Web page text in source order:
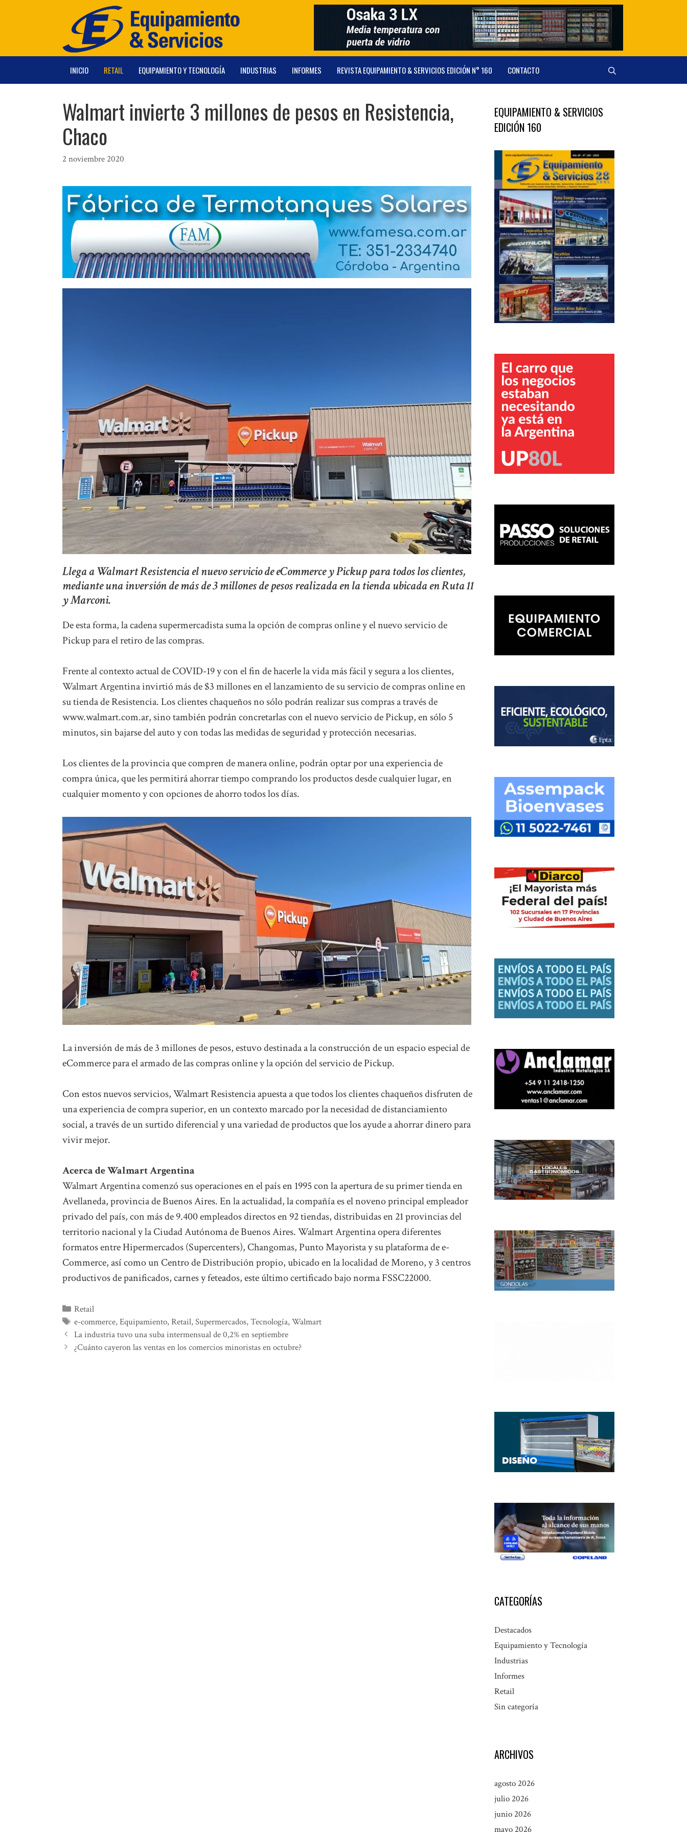
INICIO RETAIL EQUIPAMIENTO Y TECNOLOGÍA INDUSTRIAS INFORMES REVISTA EQUIPAMIENTO & SERVICIOS EDICIÓN N° 160 CONTACTO
Walmart invierte 3 millones de pesos en Resistencia,
Chaco
2 noviembre 2020
Llega a Walmart Resistencia el nuevo servicio de eCommerce y Pickup para todos los clientes,
mediante una inversión de más de 3 millones de pesos realizada en la tienda ubicada en Ruta 11
y Marconi.
De esta forma, la cadena supermercadista suma la opción de compras online y el nuevo servicio de
Pickup para el retiro de las compras.
Frente al contexto actual de COVID-19 y con el fin de hacerle la vida más fácil y segura a los clientes,
Walmart Argentina invirtió más de $3 millones en el lanzamiento de su servicio de compras online en
su tienda de Resistencia. Los clientes chaqueños no sólo podrán realizar sus compras a través de
www.walmart.com.ar, sino también podrán concretarlas con el nuevo servicio de Pickup, en sólo 5
minutos, sin bajarse del auto y con todas las medidas de seguridad y protección necesarias.
Los clientes de la provincia que compren de manera online, podrán optar por una experiencia de
compra única, que les permitirá ahorrar tiempo comprando los productos desde cualquier lugar, en
cualquier momento y con opciones de ahorro todos los días.
La inversión de más de 3 millones de pesos, estuvo destinada a la construcción de un espacio especial de
eCommerce para el armado de las compras online y la opción del servicio de Pickup.
Con estos nuevos servicios, Walmart Resistencia apuesta a que todos los clientes chaqueños disfruten de
una experiencia de compra superior, en un contexto marcado por la necesidad de distanciamiento
social, a través de un surtido diferencial y una variedad de productos que los ayude a ahorrar dinero para
vivir mejor.
Acerca de Walmart Argentina
Walmart Argentina comenzó sus operaciones en el país en 1995 con la apertura de su primer tienda en
Avellaneda, provincia de Buenos Aires. En la actualidad, la compañía es el noveno principal empleador
privado del país, con más de 9.400 empleados directos en 92 tiendas, distribuidas en 21 provincias del
territorio nacional y la Ciudad Autónoma de Buenos Aires. Walmart Argentina opera diferentes
formatos entre Hipermercados (Supercenters), Changomas, Punto Mayorista y su plataforma de e-
Commerce, así como un Centro de Distribución propio, ubicado en la localidad de Moreno, y 3 centros
productivos de panificados, carnes y feteados, este último certificado bajo norma FSSC22000.
Categorías
Retail
Etiquetas
e-commerce,Equipamiento,Retail,Supermercados,Tecnología,Walmart
La industria tuvo una suba intermensual de 0,2% en septiembre
¿Cuánto cayeron las ventas en los comercios minoristas en octubre?
EQUIPAMIENTO & SERVICIOS
EDICIÓN 160
CATEGORÍAS
Destacados
Equipamiento y Tecnología
Industrias
Informes
Retail
Sin categoría
ARCHIVOS
agosto 2026
julio 2026
junio 2026
mayo 2026